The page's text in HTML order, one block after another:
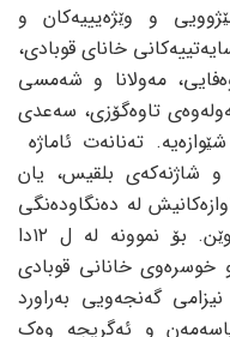
و وێژه‌یییه‌کان و
خانای قوبادی،
مه‌ولانا و شه‌مسی
تاوه‌گۆزی، سه‌عدی
ته‌نانه‌ت ئاماژه‌
شاژنه‌که‌ی بلقیس، یان
له‌ ده‌نگاوده‌نگی
و وتووێژته‌وه‌ریی ئه‌م به‌رهه‌مه‌ ده‌دوێن. بۆ نموونه‌ له‌ ل ١٢دا
خانانی قوبادی
گه‌نجه‌ویی به‌راورد
ده‌ڵێت: “یاسه‌مه‌ن و ئه‌گریجه‌ وه‌ک